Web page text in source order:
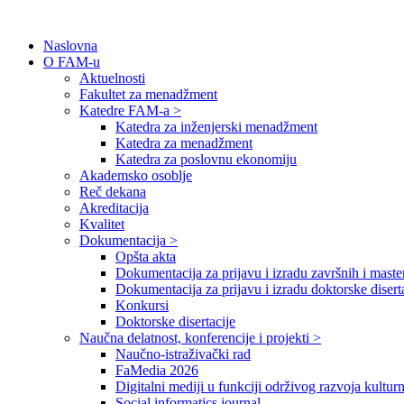
Naslovna
O FAM-u
Aktuelnosti
Fakultet za menadžment
Katedre FAM-a >
Katedra za inženjerski menadžment
Katedra za menadžment
Katedra za poslovnu ekonomiju
Akademsko osoblje
Reč dekana
Akreditacija
Kvalitet
Dokumentacija >
Opšta akta
Dokumentacija za prijavu i izradu završnih i
Dokumentacija za prijavu i izradu doktorske
Konkursi
Doktorske disertacije
Naučna delatnost, konferencije i projekti >
Naučno-istraživački rad
FaMedia 2026
Digitalni mediji u funkciji održivog razvoja